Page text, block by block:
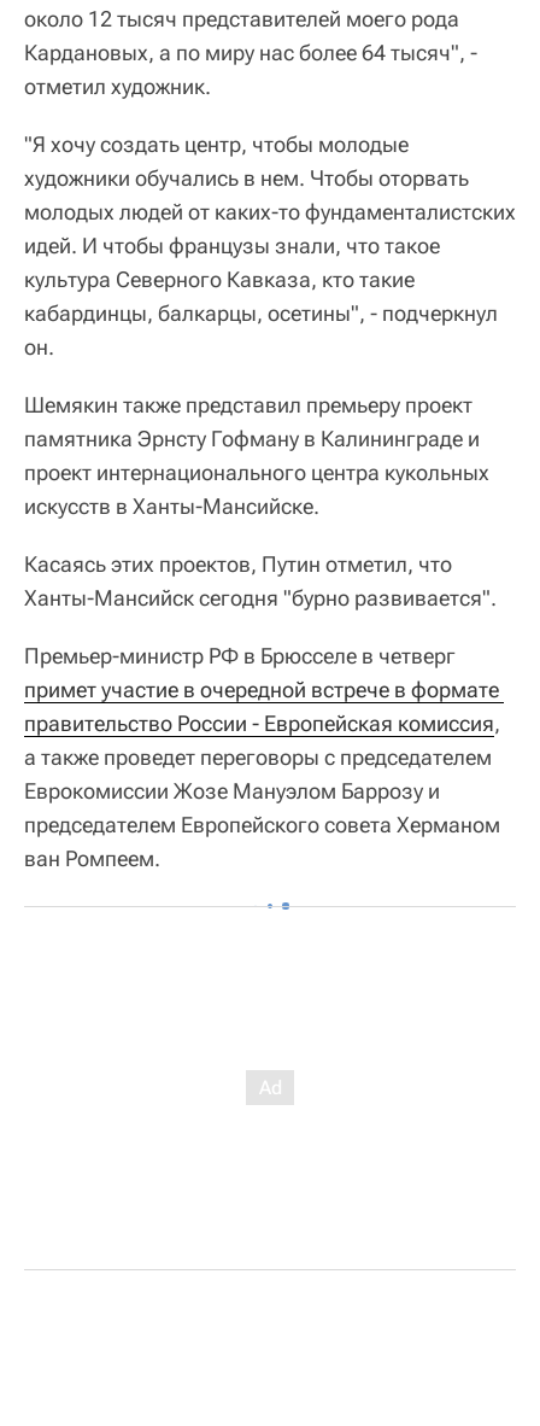
около 12 тысяч представителей моего рода
Кардановых, а по миру нас более 64 тысяч", -
отметил художник.
"Я хочу создать центр, чтобы молодые
художники обучались в нем. Чтобы оторвать
молодых людей от каких-то фундаменталистских
идей. И чтобы французы знали, что такое
культура Северного Кавказа, кто такие
кабардинцы, балкарцы, осетины", - подчеркнул
он.
Шемякин также представил премьеру проект
памятника Эрнсту Гофману в Калининграде и
проект интернационального центра кукольных
искусств в Ханты-Мансийске.
Касаясь этих проектов, Путин отметил, что
Ханты-Мансийск сегодня "бурно развивается".
Премьер-министр РФ в Брюсселе в четверг
примет участие в очередной встрече в формате
правительство России - Европейская комиссия,
а также проведет переговоры с председателем
Еврокомиссии Жозе Мануэлом Баррозу и
председателем Европейского совета Херманом
ван Ромпеем.